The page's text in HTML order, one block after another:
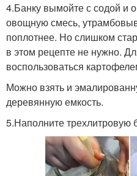
4.Банку вымойте с содой и
овощную смесь,
поплотнее. Но слишком
в этом рецепте не нужно.
воспользоваться
Можно взять и
деревянную емкость.
5.Наполните трехлитровую